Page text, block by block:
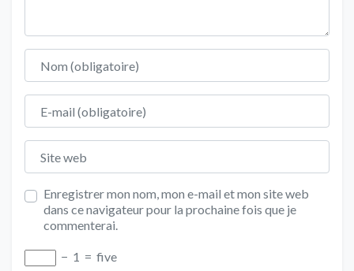
Nom
E-mail
Site web
Enregistrer mon nom, mon e-mail et mon site web
dans ce navigateur pour la prochaine fois que je
commenterai.
− 1 = five